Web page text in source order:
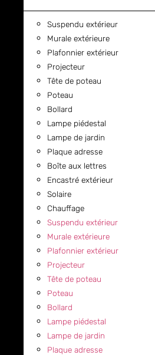
Suspendu extérieur
Murale extérieure
Plafonnier extérieur
Projecteur
Tête de poteau
Poteau
Bollard
Lampe piédestal
Lampe de jardin
Plaque adresse
Boîte aux lettres
Encastré extérieur
Solaire
Chauffage
Suspendu extérieur
Murale extérieure
Plafonnier extérieur
Projecteur
Tête de poteau
Poteau
Bollard
Lampe piédestal
Lampe de jardin
Plaque adresse